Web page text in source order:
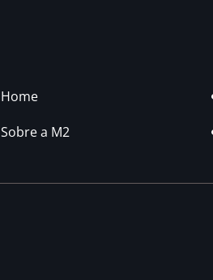
Home
Sobre a M2